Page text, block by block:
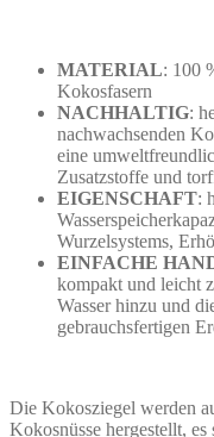
MATERIAL: 100
Kokosfasern
NACHHALTIG:
nachwachsenden
eine
Zusatzstoffe und
EIGENSCHAFT:
Wurzelsystems,
EINFACHE
kompakt und leicht
Wasser hinzu und
gebrauchsfertigen
Die Kokosziegel werden
Kokosnüsse hergestellt,